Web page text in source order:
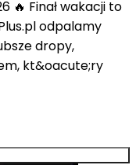
🔥 Finał wakacji to
odpalamy
dropy,
kt&oacute;ry